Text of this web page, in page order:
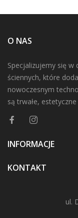
O NAS
Specjalizujemy się
ściennych, które
nowoczesnym
są trwałe,
INFORMACJE
KONTAKT
ul.